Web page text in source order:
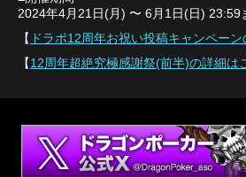
2024年4月21日(月) 〜 6月1日(日) 23:59
【 ドラポ12周年お祝い投稿キャンペー
【12周年超絶究極感謝祭(前半)の詳細は